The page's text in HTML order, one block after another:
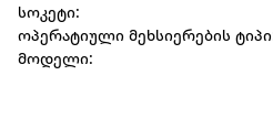
სოკეტი:
ოპერატიული მეხსიერების
მოდელი: